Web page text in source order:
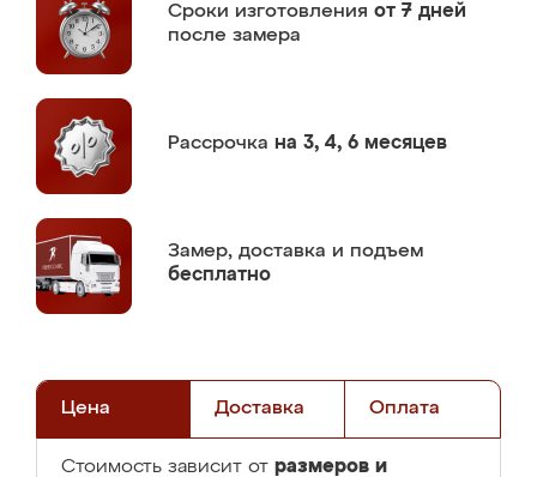
Сроки изготовления от 7 дней
после замера
Рассрочка на 3, 4, 6 месяцев
Замер, доставка и подъем
бесплатно
Цена Доставка Оплата
Стоимость зависит от размеров и